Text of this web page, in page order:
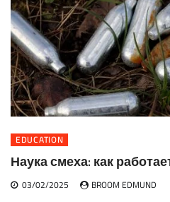
EDUCATION
Наука смеха: как
03/02/2025 BROOM EDMUND